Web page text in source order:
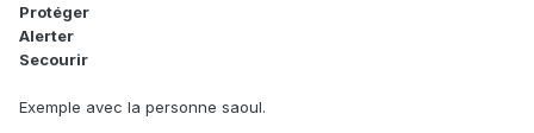
Protéger
Alerter
Secourir
Exemple avec la personne saoul.